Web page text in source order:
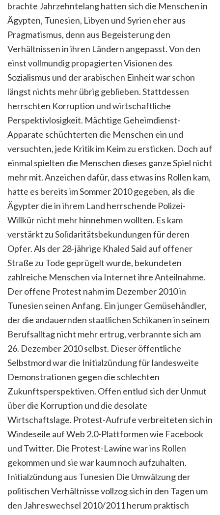
brachte Jahrzehntelang hatten sich die Menschen in
Ägypten, Tunesien, Libyen und Syrien eher aus
Pragmatismus, denn aus Begeisterung den
Verhältnissen in ihren Ländern angepasst. Von den
einst vollmundig propagierten Visionen des
Sozialismus und der arabischen Einheit war schon
längst nichts mehr übrig geblieben. Stattdessen
herrschten Korruption und wirtschaftliche
Perspektivlosigkeit. Mächtige Geheimdienst-
Apparate schüchterten die Menschen ein und
versuchten, jede Kritik im Keim zu ersticken. Doch auf
einmal spielten die Menschen dieses ganze Spiel nicht
mehr mit. Anzeichen dafür, dass etwas ins Rollen kam,
hatte es bereits im Sommer 2010 gegeben, als die
Ägypter die in ihrem Land herrschende Polizei-
Willkür nicht mehr hinnehmen wollten. Es kam
verstärkt zu Solidaritätsbekundungen für deren
Opfer. Als der 28-jährige Khaled Said auf offener
Straße zu Tode geprügelt wurde, bekundeten
zahlreiche Menschen via Internet ihre Anteilnahme.
Der offene Protest nahm im Dezember 2010 in
Tunesien seinen Anfang. Ein junger Gemüsehändler,
der die andauernden staatlichen Schikanen in seinem
Berufsalltag nicht mehr ertrug, verbrannte sich am
26. Dezember 2010 selbst. Dieser öffentliche
Selbstmord war die Initialzündung für landesweite
Demonstrationen gegen die schlechten
Zukunftsperspektiven. Offen entlud sich der Unmut
über die Korruption und die desolate
Wirtschaftslage. Protest-Aufrufe verbreiteten sich in
Windeseile auf Web 2.0-Plattformen wie Facebook
und Twitter. Die Protest-Lawine war ins Rollen
gekommen und sie war kaum noch aufzuhalten.
Initialzündung aus Tunesien Die Umwälzung der
politischen Verhältnisse vollzog sich in den Tagen um
den Jahreswechsel 2010/2011 herum praktisch